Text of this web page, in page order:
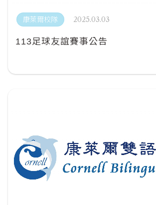
康萊爾校隊 2025.03.03
113足球友誼賽事公告